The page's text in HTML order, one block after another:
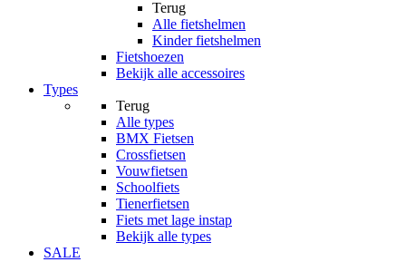
Terug
Alle fietshelmen
Kinder fietshelmen
Fietshoezen
Bekijk alle accessoires
Types
Terug
Alle types
BMX Fietsen
Crossfietsen
Vouwfietsen
Schoolfiets
Tienerfietsen
Fiets met lage instap
Bekijk alle types
SALE